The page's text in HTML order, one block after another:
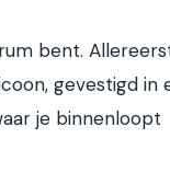
bent.
gevestigd in
je binnenloopt